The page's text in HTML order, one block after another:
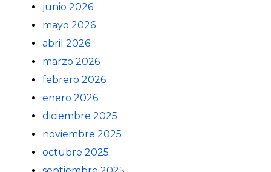
junio 2026
mayo 2026
abril 2026
marzo 2026
febrero 2026
enero 2026
diciembre 2025
noviembre 2025
octubre 2025